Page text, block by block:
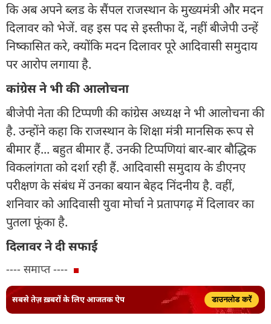
कि अब अपने ब्लड के सैंपल राजस्थान के मुख्यमंत्री और मदन
दिलावर को भेजें. वह इस पद से इस्तीफा दें, नहीं बीजेपी उन्हें
निष्कासित करे, क्योंकि मदन दिलावर पूरे आदिवासी समुदाय
पर आरोप लगाया है.
कांग्रेस ने भी की आलोचना
बीजेपी नेता की टिप्पणी की कांग्रेस अध्यक्ष ने भी आलोचना की
है. उन्होंने कहा कि राजस्थान के शिक्षा मंत्री मानसिक रूप से
बीमार हैं... बहुत बीमार हैं. उनकी टिप्पणियां बार-बार बौद्धिक
विकलांगता को दर्शा रही हैं. आदिवासी समुदाय के डीएनए
परीक्षण के संबंध में उनका बयान बेहद निंदनीय है. वहीं,
शनिवार को आदिवासी युवा मोर्चा ने प्रतापगढ़ में दिलावर का
पुतला फूंका है.
दिलावर ने दी सफाई
---- समाप्त ----
सबसे तेज़ ख़बरों के लिए आजतक ऐप डाउनलोड करें